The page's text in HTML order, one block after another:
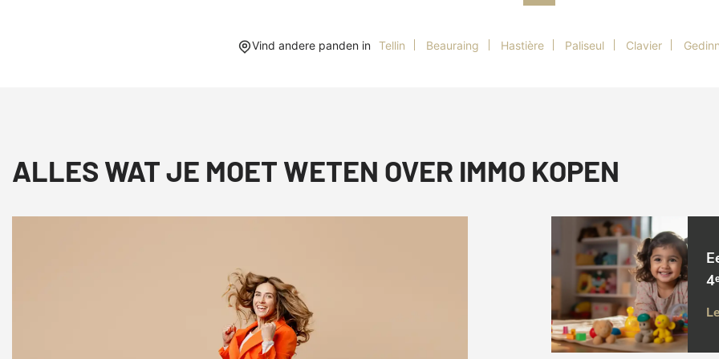
Vind andere panden in Tellin Beauraing Hastière Paliseul Clavier
ALLES WAT JE MOET WETEN OVER IMMO KOPEN